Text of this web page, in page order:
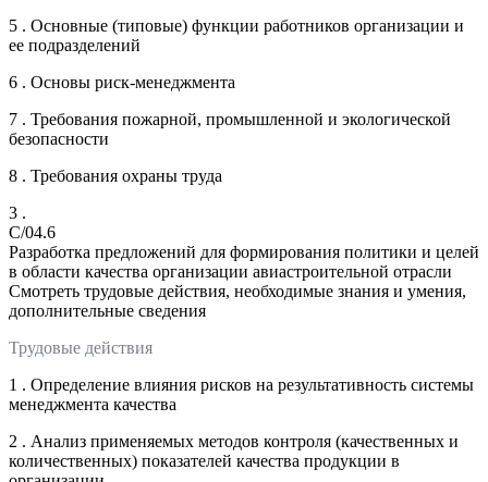
5 . Основные (типовые) функции работников организации и
ее подразделений
6 . Основы риск-менеджмента
7 . Требования пожарной, промышленной и экологической
безопасности
8 . Требования охраны труда
3 .
C/04.6
Разработка предложений для формирования политики и целей
в области качества организации авиастроительной отрасли
Смотреть трудовые действия, необходимые знания и умения,
дополнительные сведения
Трудовые действия
1 . Определение влияния рисков на результативность системы
менеджмента качества
2 . Анализ применяемых методов контроля (качественных и
количественных) показателей качества продукции в